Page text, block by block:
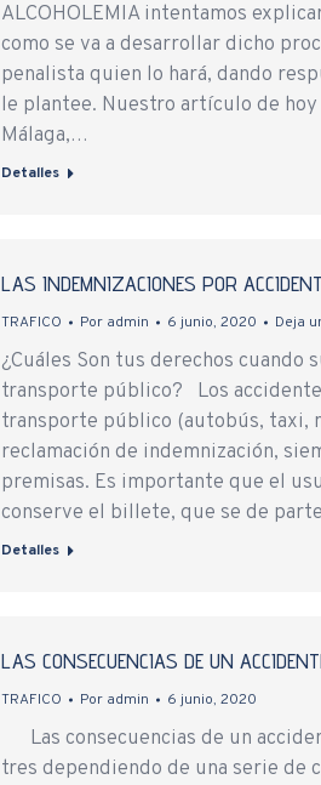
ALCOHOLEMIA intentamos
como se va a desarrollar dicho
penalista quien lo hará, dando
le plantee. Nuestro artículo de
Málaga,…
Detalles
LAS INDEMNIZACIONES POR
TRAFICO Por admin 6 junio, 2020 Deja
¿Cuáles Son tus derechos
transporte público? Los
transporte público (autobús, taxi,
reclamación de indemnización,
premisas. Es importante que el
conserve el billete, que se de
Detalles
LAS CONSECUENCIAS DE UN
TRAFICO Por admin 6 junio, 2020
Las consecuencias de un
tres dependiendo de una serie de